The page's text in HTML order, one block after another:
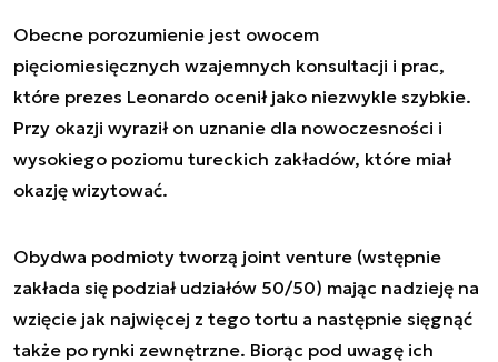
Obecne porozumienie jest owocem
pięciomiesięcznych wzajemnych konsultacji i prac,
które prezes Leonardo ocenił jako niezwykle szybkie.
Przy okazji wyraził on uznanie dla nowoczesności i
wysokiego poziomu tureckich zakładów, które miał
okazję wizytować.
Obydwa podmioty tworzą joint venture (wstępnie
zakłada się podział udziałów 50/50) mając nadzieję na
wzięcie jak najwięcej z tego tortu a następnie sięgnąć
także po rynki zewnętrzne. Biorąc pod uwagę ich